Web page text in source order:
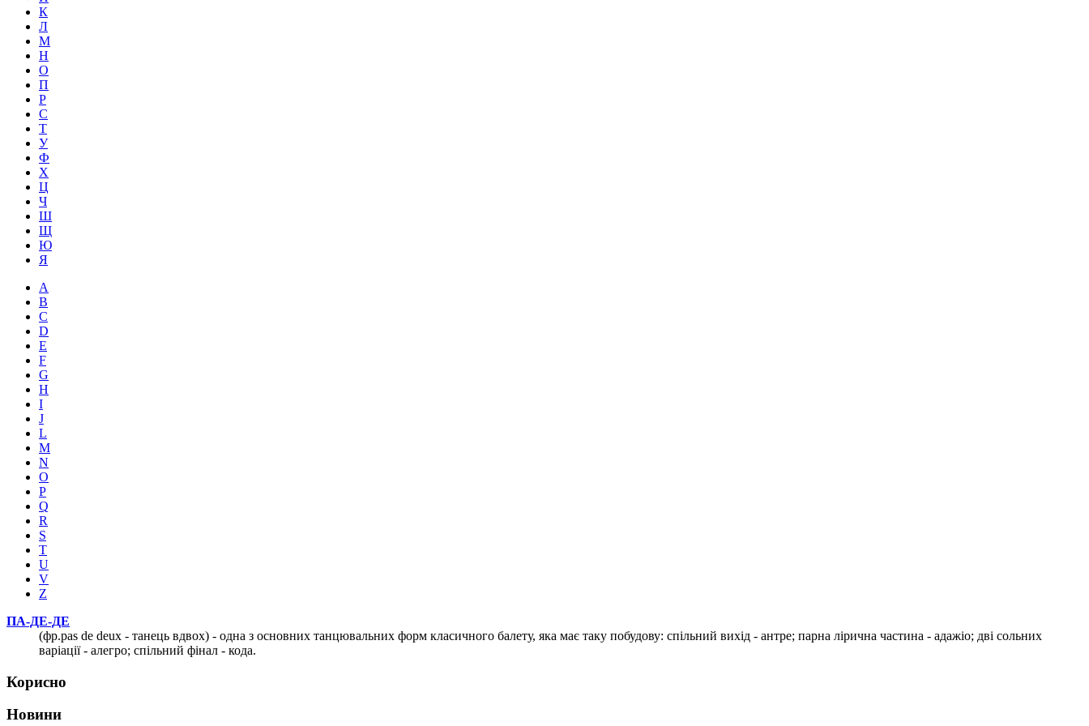
К
Л
М
Н
О
П
Р
С
Т
У
Ф
Х
Ц
Ч
Ш
Щ
Ю
Я
A
B
C
D
E
F
G
H
I
J
L
M
N
O
P
Q
R
S
T
U
V
Z
ПА-ДЕ-ДЕ
(фр.pas de deux - танець вдвох) - одна з основних танцювальних форм класичного балету, яка має таку побудову: спільний вихід - антре; парна лірична частина - адажіо; дві сольних
варіації - алегро; спільний фінал - кода.
Корисно
Новини